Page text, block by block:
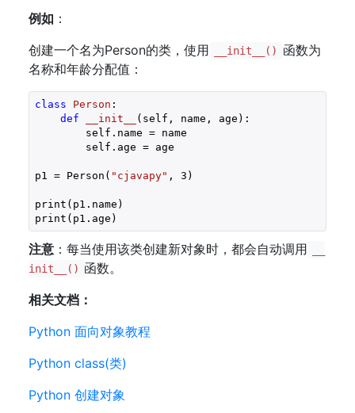
例如 ：
创建一个名为Person的类，使用
__init__()
函数为
名称和年龄分配值：
class Person :
def
__init__ (self, name, age) :
        self.name = name
        self.age = age
p1 = Person( "cjavapy" , 3 )
print(p1.name)
print(p1.age)
注意 ：每当使用该类创建新对象时，都会自动调用
init__() 函数。
相关文档：
Python 面向对象教程
Python class(类)
Python 创建对象